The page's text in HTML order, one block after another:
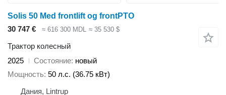
Solis 50 Med frontlift og frontPTO
30 747 €
≈ 616 300 MDL ≈ 35 530 $
Трактор колесный
2025
Состояние новый
Мощность 50 л.с. (36.75 кВт)
Дания, Lintrup